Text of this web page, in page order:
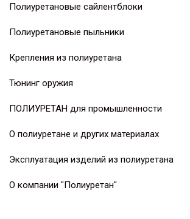
Полиуретановые сайлентблоки
Полиуретановые пыльники
Крепления из полиуретана
Тюнинг оружия
ПОЛИУРЕТАН для промышленности
О полиуретане и других материалах
Эксплуатация изделий из полиуретана
О компании "Полиуретан"